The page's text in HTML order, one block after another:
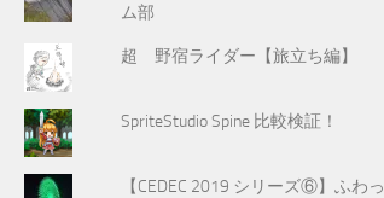
ム部
超 野宿ライダー【旅立ち編】
SpriteStudio Spine 比較検証！
【CEDEC 2019 シリーズ⑥】ふわっ